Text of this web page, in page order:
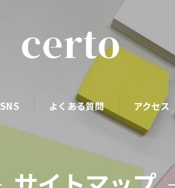
SNS よくある質問 アクセス